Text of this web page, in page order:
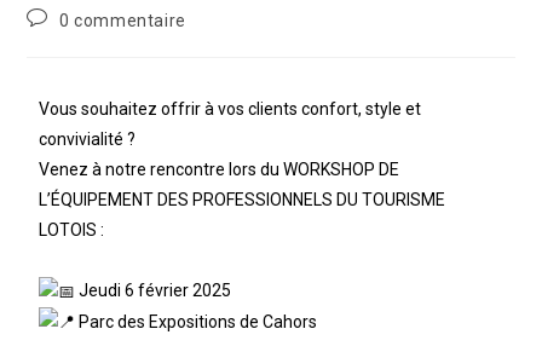
0 commentaire
Vous souhaitez offrir à vos clients confort, style et
convivialité ?
Venez à notre rencontre lors du WORKSHOP DE
L’ÉQUIPEMENT DES PROFESSIONNELS DU TOURISME
LOTOIS :
Jeudi 6 février 2025
Parc des Expositions de Cahors